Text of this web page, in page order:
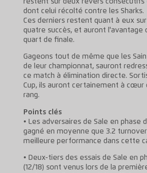
dont celui récolté contre les Sharks.
Ces derniers restent quant à eux
quatre succès, et auront l'avantage
quart de finale.
Gageons tout de même que les
de leur championnat, sauront
ce match à élimination directe.
Cup, ils auront certainement à cœur
rang.
Points clés
• Les adversaires de Sale en phase
gagné en moyenne que 3.2
meilleure performance dans cette
• Deux-tiers des essais de Sale en
(12/18) sont venus lors de la